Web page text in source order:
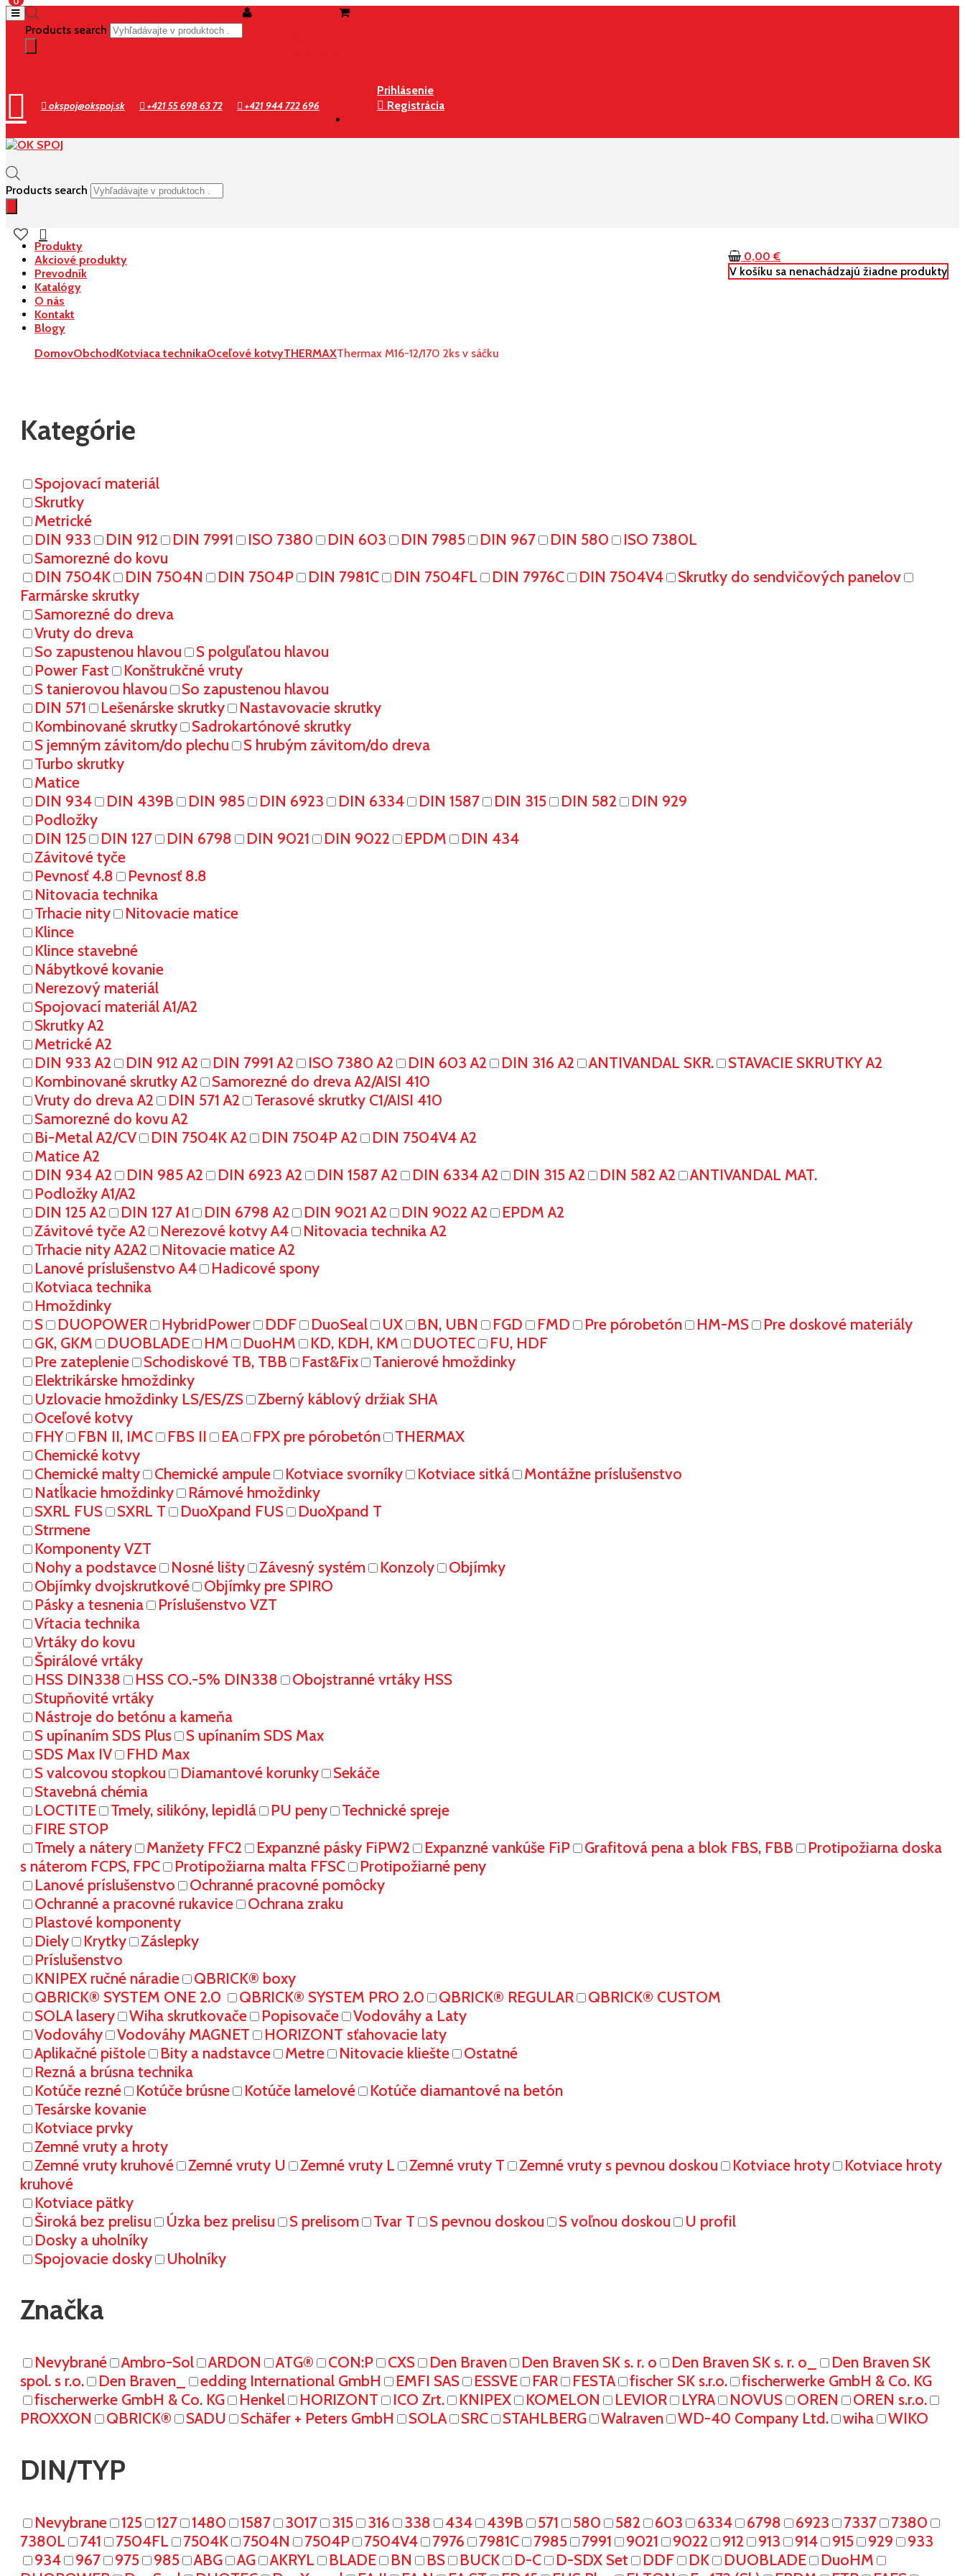
Products search
okspoj@okspoj.sk +421 55 698 63 72 +421 944 722 696
Prihlásenie
Registrácia
Products search
0,00€
V košíku sa nenachádzajú žiadne produkty
Produkty
Akciové produkty
Prevodník
Katalógy
O nás
Kontakt
Blogy
DomovObchodKotviaca technikaOceľové kotvyTHERMAXThermax M16-12/170 2ks v sáčku
Kategórie
Spojovací materiál
Skrutky
Metrické
DIN 933
DIN 912 DIN 7991 ISO 7380 DIN 603 DIN 7985 DIN 967 DIN 580
ISO 7380L
Samorezné do kovu
DIN 7504K
DIN 7504N DIN 7504P DIN 7981C DIN 7504FL DIN 7976C DIN 7504V4
Skrutky do sendvičových panelov
Farmárske skrutky
Samorezné do dreva
Vruty do dreva
So zapustenou hlavou
S polguľatou hlavou
Power Fast
Konštrukčné vruty
S tanierovou hlavou
So zapustenou hlavou
DIN 571
Lešenárske skrutky
Nastavovacie skrutky
Kombinované skrutky
Sadrokartónové skrutky
S jemným závitom/do plechu
S hrubým závitom/do dreva
Turbo skrutky
Matice
DIN 934
DIN 439B DIN 985 DIN 6923 DIN 6334 DIN 1587 DIN 315 DIN 582
DIN 929
Podložky
DIN 125
DIN 127 DIN 6798 DIN 9021 DIN 9022 EPDM
DIN 434
Závitové tyče
Pevnosť 4.8
Pevnosť 8.8
Nitovacia technika
Trhacie nity
Nitovacie matice
Klince
Klince stavebné
Nábytkové kovanie
Nerezový materiál
Spojovací materiál A1/A2
Skrutky A2
Metrické A2
DIN 933 A2
DIN 912 A2 DIN 7991 A2 ISO 7380 A2 DIN 603 A2 DIN 316 A2 ANTIVANDAL SKR.
STAVACIE SKRUTKY A2
Kombinované skrutky A2
Samorezné do dreva A2/AISI 410
Vruty do dreva A2
DIN 571 A2
Terasové skrutky C1/AISI 410
Samorezné do kovu A2
Bi-Metal A2/CV
DIN 7504K A2 DIN 7504P A2
DIN 7504V4 A2
Matice A2
DIN 934 A2
DIN 985 A2 DIN 6923 A2 DIN 1587 A2 DIN 6334 A2 DIN 315 A2 DIN 582 A2
ANTIVANDAL MAT.
Podložky A1/A2
DIN 125 A2
DIN 127 A1 DIN 6798 A2 DIN 9021 A2 DIN 9022 A2
EPDM A2
Závitové tyče A2
Nerezové kotvy A4
Nitovacia technika A2
Trhacie nity A2A2
Nitovacie matice A2
Lanové príslušenstvo A4
Hadicové spony
Kotviaca technika
Hmoždinky
S
DUOPOWER HybridPower DDF DuoSeal UX BN, UBN FGD FMD Pre pórobetón HM-MS
Pre doskové materiály
GK, GKM
DUOBLADE HM DuoHM KD, KDH, KM DUOTEC
FU, HDF
Pre zateplenie
Schodiskové TB, TBB Fast&Fix
Tanierové hmoždinky
Elektrikárske hmoždinky
Uzlovacie hmoždinky LS/ES/ZS
Zberný káblový držiak SHA
Oceľové kotvy
FHY
FBN II, IMC FBS II EA FPX pre pórobetón
THERMAX
Chemické kotvy
Chemické malty
Chemické ampule Kotviace svorníky Kotviace sitká
Montážne príslušenstvo
Natĺkacie hmoždinky
Rámové hmoždinky
SXRL FUS
SXRL T DuoXpand FUS
DuoXpand T
Strmene
Komponenty VZT
Nohy a podstavce
Nosné lišty Závesný systém Konzoly
Objímky
Objímky dvojskrutkové
Objímky pre SPIRO
Pásky a tesnenia
Príslušenstvo VZT
Vŕtacia technika
Vrtáky do kovu
Špirálové vrtáky
HSS DIN338
HSS CO.-5% DIN338
Obojstranné vrtáky HSS
Stupňovité vrtáky
Nástroje do betónu a kameňa
S upínaním SDS Plus
S upínaním SDS Max
SDS Max IV
FHD Max
S valcovou stopkou
Diamantové korunky
Sekáče
Stavebná chémia
LOCTITE
Tmely, silikóny, lepidlá PU peny
Technické spreje
FIRE STOP
Tmely a nátery
Manžety FFC2 Expanzné pásky FiPW2 Expanzné vankúše FiP Grafitová pena a blok FBS, FBB
Protipožiarna doska
s náterom FCPS, FPC
Protipožiarna malta FFSC
Protipožiarné peny
Lanové príslušenstvo
Ochranné pracovné pomôcky
Ochranné a pracovné rukavice
Ochrana zraku
Plastové komponenty
Diely
Krytky
Záslepky
Príslušenstvo
KNIPEX ručné náradie
QBRICK® boxy
QBRICK® SYSTEM ONE 2.0
QBRICK® SYSTEM PRO 2.0 QBRICK® REGULAR
QBRICK® CUSTOM
SOLA lasery
Wiha skrutkovače Popisovače
Vodováhy a Laty
Vodováhy
Vodováhy MAGNET
HORIZONT sťahovacie laty
Aplikačné pištole
Bity a nadstavce Metre Nitovacie kliešte
Ostatné
Rezná a brúsna technika
Kotúče rezné
Kotúče brúsne Kotúče lamelové
Kotúče diamantové na betón
Tesárske kovanie
Kotviace prvky
Zemné vruty a hroty
Zemné vruty kruhové
Zemné vruty U Zemné vruty L Zemné vruty T Zemné vruty s pevnou doskou Kotviace hroty
Kotviace hroty
kruhové
Kotviace pätky
Široká bez prelisu
Úzka bez prelisu S prelisom Tvar T S pevnou doskou S voľnou doskou
U profil
Dosky a uholníky
Spojovacie dosky
Uholníky
Značka
Nevybrané Ambro-Sol ARDON ATG® CON:P CXS Den Braven Den Braven SK s. r. o Den Braven SK s. r. o_
Den Braven SK
spol. s r.o.
Den Braven_ edding International GmbH EMFI SAS ESSVE FAR FESTA fischer SK s.r.o.
fischerwerke GmbH & Co. KG
fischerwerke GmbH & Co. KG
Henkel HORIZONT ICO Zrt. KNIPEX KOMELON LEVIOR LYRA NOVUS OREN
OREN s.r.o.
PROXXON
QBRICK® SADU Schäfer + Peters GmbH SOLA SRC STAHLBERG Walraven WD-40 Company Ltd. wiha WIKO
DIN/TYP
Nevybrane 125 127 1480 1587 3017 315 316 338 434 439B 571 580 582 603 6334 6798 6923 7337
7380
7380L
741 7504FL 7504K 7504N 7504P 7504V4 7976 7981C 7985 7991 9021 9022 912 913 914 915 929
933
934
967 975 985 ABG AG AKRYL BLADE BN BS BUCK D-C D-SDX Set DDF DK DUOBLADE
DuoHM